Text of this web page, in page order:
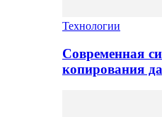
Технологии
Современная
копирования